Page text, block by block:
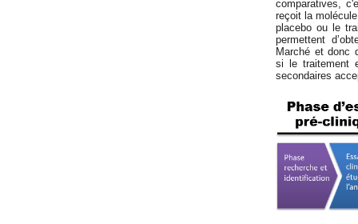
comparatives,
reçoit la
placebo ou le
permettent
Marché et donc
si le traitement
secondaires